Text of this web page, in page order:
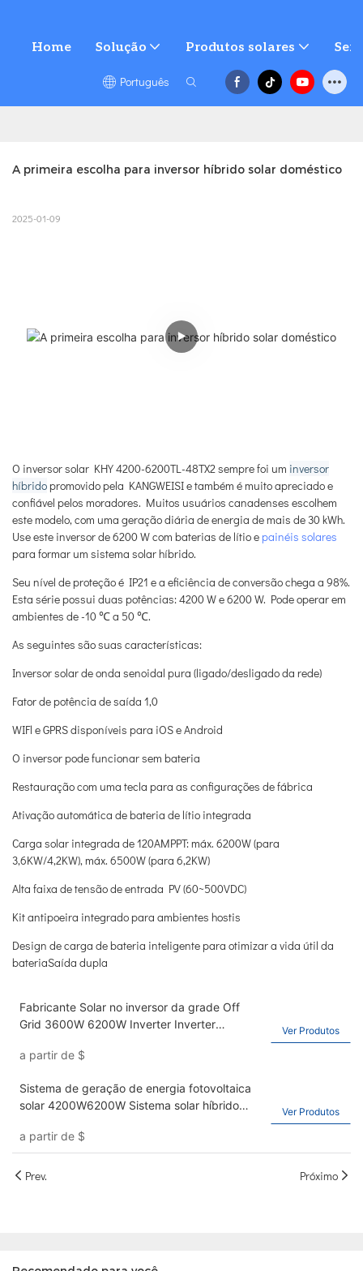
Home Solução Produtos solares
Português
A primeira escolha para inversor híbrido solar doméstico
2025-01-09
O inversor solar KHY 4200-6200TL-48TX2 sempre foi um inversor
híbrido promovido pela KANGWEISI e também é muito apreciado e
confiável pelos moradores. Muitos usuários canadenses escolhem
este modelo, com uma geração diária de energia de mais de 30 kWh.
Use este inversor de 6200 W com baterias de lítio e painéis solares
para formar um sistema solar híbrido.
Seu nível de proteção é IP21 e a eficiência de conversão chega a 98%.
Esta série possui duas potências: 4200 W e 6200 W. Pode operar em
ambientes de -10 ℃ a 50 ℃.
As seguintes são suas características:
Inversor solar de onda senoidal pura (ligado/desligado da rede)
Fator de potência de saída 1,0
WIFl e GPRS disponíveis para iOS e Android
O inversor pode funcionar sem bateria
Restauração com uma tecla para as configurações de fábrica
Ativação automática de bateria de lítio integrada
Carga solar integrada de 120AMPPT: máx. 6200W (para
3,6KW/4,2KW), máx. 6500W (para 6,2KW)
Alta faixa de tensão de entrada PV (60~500VDC)
Kit antipoeira integrado para ambientes hostis
Design de carga de bateria inteligente para otimizar a vida útil da
bateriaSaída dupla
Fabricante Solar no inversor da grade Off
Grid 3600W 6200W Inverter Inverter
Energy Inverter Kangweisi Inverter
a partir de $
Ver Produtos
Sistema de geração de energia fotovoltaica
solar 4200W6200W Sistema solar híbrido
completo da marquise fotovoltaica
a partir de $
Ver Produtos
Prev. Próximo